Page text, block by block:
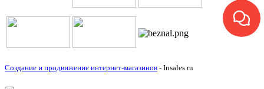
Создание и продвижение интернет-магазинов - Insales.ru